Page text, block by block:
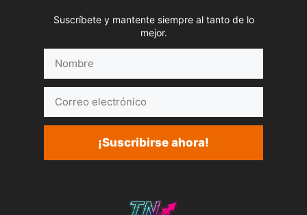
Suscríbete y mantente siempre al tanto de lo
mejor.
electrónico
¡Suscribirse ahora!